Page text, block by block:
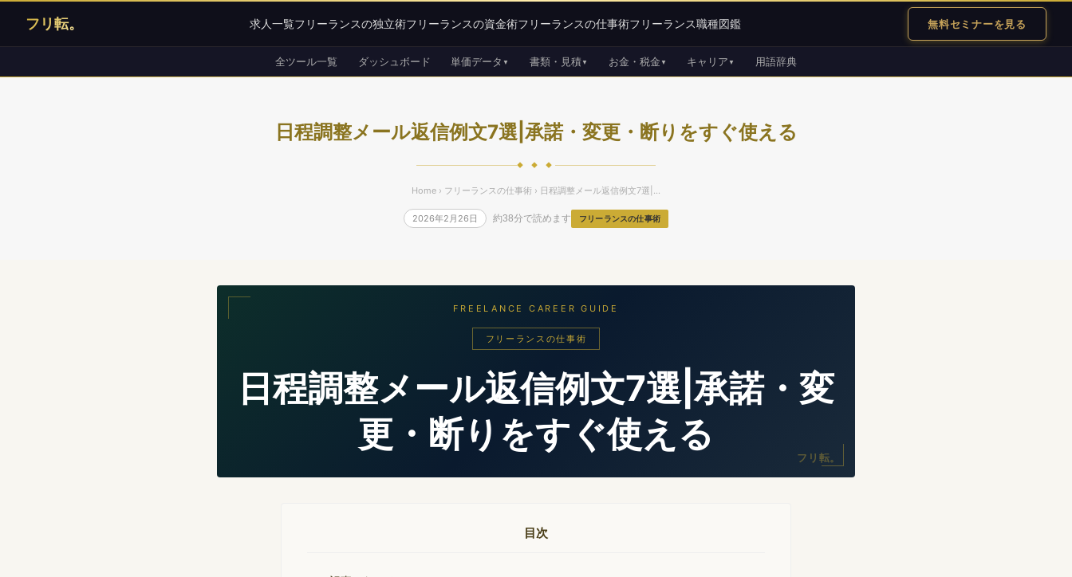
フリ転。 求人一覧フリーランスの独立術フリーランスの資金術フリーランスの仕事術フリーランス職種図鑑 無料セミナーを見る
全ツール一覧 ダッシュボード 単価データ ▼ 書類・見積 ▼ お金・税金 ▼ キャリア ▼ 用語辞典
日程調整メール返信例文7選|承諾・変更・断りをすぐ使える
◆ ◆ ◆
Home › フリーランスの仕事術 › 日程調整メール返信例文7選|...
2026年2月26日 約38分で読めます フリーランスの仕事術
FREELANCE CAREER GUIDE
フリーランスの仕事術
日程調整メール返信例文7選|承諾・変
更・断りをすぐ使える
フリ転。
目次